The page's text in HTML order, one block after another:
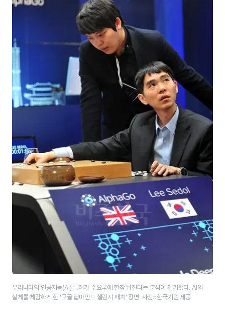
우리나라의 인공지능(AI) 특허가 주요국에 한참 뒤진다는 분석이 제기됐다. AI의
실체를 체감하게 한 ‘구글 딥마인드 챌린지 매치’ 장면. 사진=한국기원 제공